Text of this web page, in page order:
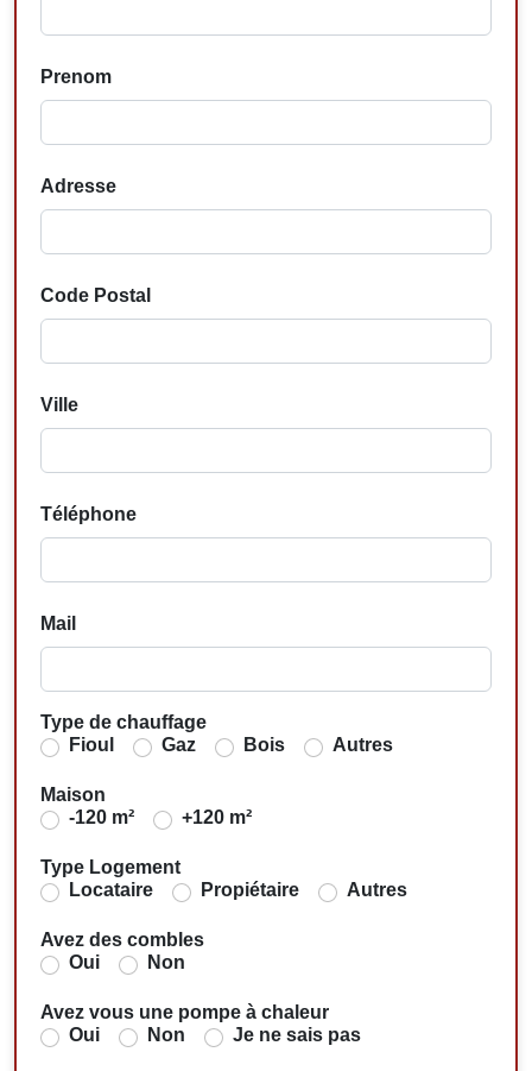
Prenom
Adresse
Code Postal
Ville
Téléphone
Mail
Type de chauffage
Fioul
Gaz Bois Autres
Maison
-120 m²
+120 m²
Type Logement
Locataire
Propiétaire Autres
Avez des combles
Oui
Non
Avez vous une pompe à chaleur
Oui
Non Je ne sais pas